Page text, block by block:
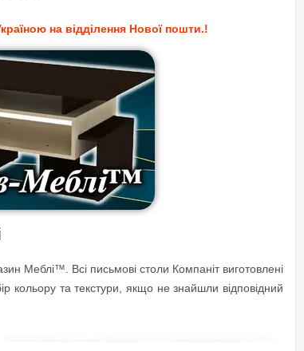
на відділення Нової пошти.!
Меблі™. Всі письмові столи Компаніт виготовлені
кольору та текстури, якщо не знайшли відповідний